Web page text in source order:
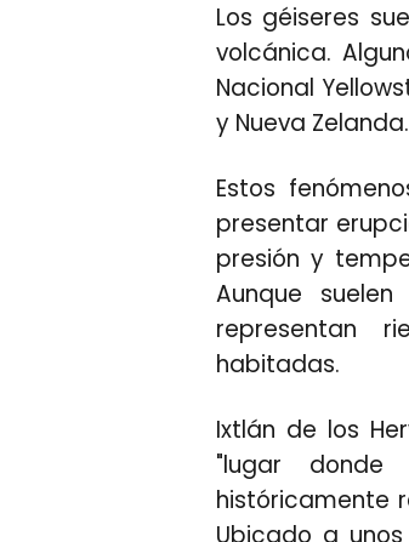
Los géiseres
volcánica.
Nacional
y Nueva Zelanda.
Estos
presentar
presión y
Aunque
representan
habitadas.
Ixtlán de los
"lugar donde
históricamente